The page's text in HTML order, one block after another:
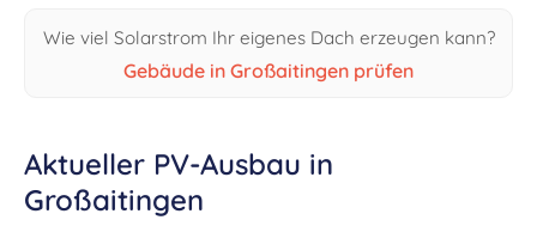
Wie viel Solarstrom Ihr eigenes Dach erzeugen kann?
Gebäude in Großaitingen prüfen
Aktueller PV-Ausbau in
Großaitingen